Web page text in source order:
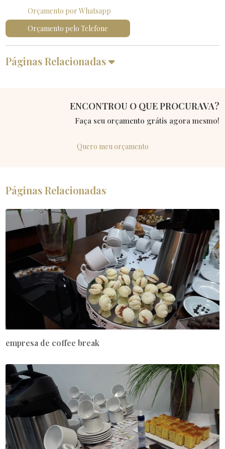
Orçamento por Whatsapp
Orçamento pelo Telefone
Páginas Relacionadas
ENCONTROU O QUE PROCURAVA?
Faça seu orçamento grátis agora mesmo!
Quero meu orçamento
Páginas Relacionadas
empresa de coffee break